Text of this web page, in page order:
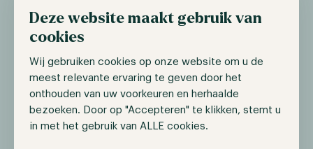
Deze website maakt gebruik van
cookies
Wij gebruiken cookies op onze website om u de
meest relevante ervaring te geven door het
onthouden van uw voorkeuren en herhaalde
bezoeken. Door op "Accepteren" te klikken, stemt u
in met het gebruik van ALLE cookies.
Dit brengt ons bij de altcoinmarkt. Hoewel deze activa